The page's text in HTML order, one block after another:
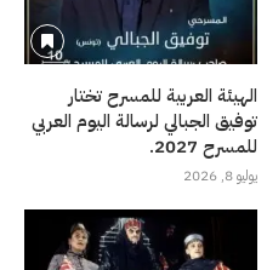
الهيئة العربية للمسرح تختار
توفيق الجبالي لرسالة اليوم العربي
للمسرح 2027.
يوليو 8, 2026